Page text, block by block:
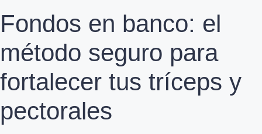
Fondos en banco: el
método seguro para
fortalecer tus tríceps y
pectorales